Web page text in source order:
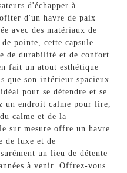
d'échapper à
d'un havre de paix
avec des matériaux de
pointe, cette capsule
de durabilité et de confort.
fait un atout esthétique
que son intérieur spacieux
pour se détendre et se
un endroit calme pour lire,
calme et de la
sur mesure offre un havre
de luxe et de
un lieu de détente
à venir. Offrez-vous